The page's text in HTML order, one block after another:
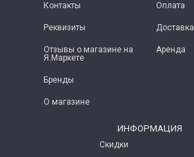
Контакты
Реквизиты
Отзывы о магазине на
Я.Маркете
Бренды
О магазине
Оплата
Доставка
Аренда
ИНФОРМАЦИЯ
Скидки